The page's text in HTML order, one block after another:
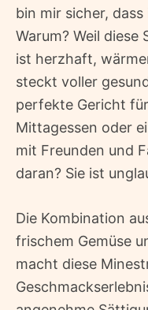
bin mir sicher,
Warum? Weil diese
ist herzhaft,
steckt voller
perfekte Gericht
Mittagessen oder
mit Freunden und
daran? Sie ist
Die Kombination
frischem Gemüse
macht diese